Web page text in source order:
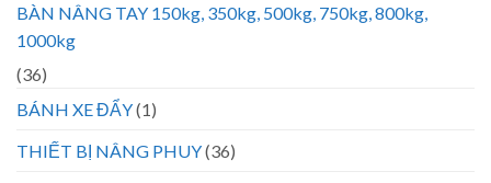
BÀN NÂNG TAY 150kg, 350kg, 500kg, 750kg, 800kg,
1000kg
(36)
BÁNH XE ĐẨY(1)
THIẾT BỊ NÂNG PHUY(36)